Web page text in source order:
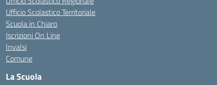
Ufficio Scolastico Territoriale
Scuola in Chiaro
Iscrizioni On Line
Invalsi
Comune
La Scuola